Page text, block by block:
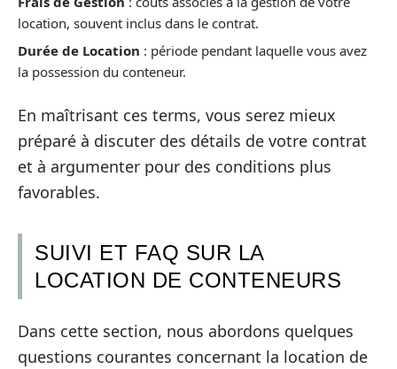
location, souvent inclus dans le contrat.
Durée de Location : période pendant laquelle vous avez
la possession du conteneur.
En maîtrisant ces terms, vous serez mieux
préparé à discuter des détails de votre contrat
et à argumenter pour des conditions plus
favorables.
SUIVI ET FAQ SUR LA
LOCATION DE CONTENEURS
Dans cette section, nous abordons quelques
questions courantes concernant la location de